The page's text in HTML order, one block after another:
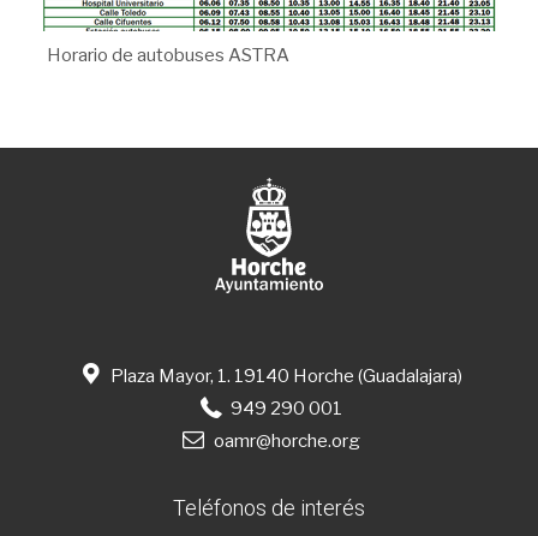
Horario de autobuses ASTRA
Plaza Mayor, 1. 19140 Horche (Guadalajara)
949 290 001
oamr@horche.org
Teléfonos de interés